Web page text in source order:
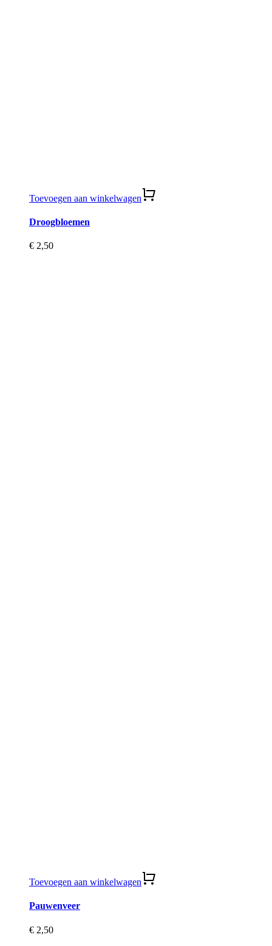
Toevoegen aan winkelwagen
Droogbloemen
€ 2,50
Toevoegen aan winkelwagen
Pauwenveer
€ 2,50